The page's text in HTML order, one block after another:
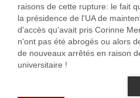
raisons de cette rupture: le fait
la présidence de l'UA de
d'accès qu'avait pris Corinne
n'ont pas été abrogés ou alors
de nouveaux arrêtés en raison
universitaire !